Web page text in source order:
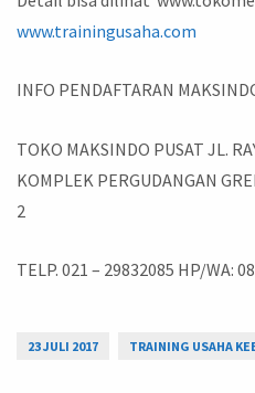
www.trainingusaha.com
INFO PENDAFTARAN
TOKO MAKSINDO PUSAT JL.
KOMPLEK PERGUDANGAN
2
TELP. 021 – 29832085 HP/WA:
23 JULI 2017 TRAINING USAHA